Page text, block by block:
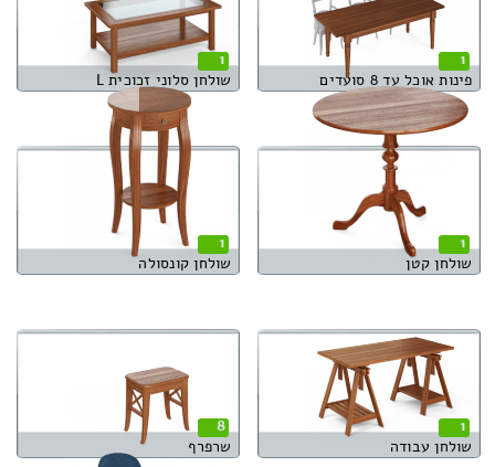
1
פינות אוכל עד 8 סועדים
1
שולחן סלוני זכוכית L
1
שולחן קטן
1
שולחן קונסולה
1
שולחן עבודה
8
שרפרף